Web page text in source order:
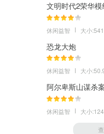
文明时代2荣华模
休闲益智 大小
恐龙大炮
休闲益智 大小
阿尔卑斯山谋杀
休闲益智 大小